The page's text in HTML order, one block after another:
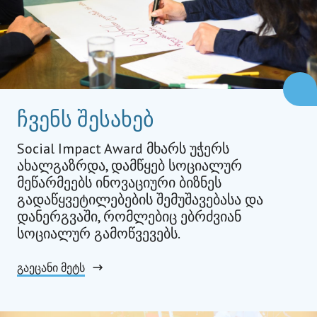
ჩვენს შესახებ
Social Impact Award მხარს უჭერს
ახალგაზრდა, დამწყებ სოციალურ
მეწარმეებს ინოვაციური ბიზნეს
გადაწყვეტილებების შემუშავებასა და
დანერგვაში, რომლებიც ებრძვიან
სოციალურ გამოწვევებს.
გაეცანი მეტს